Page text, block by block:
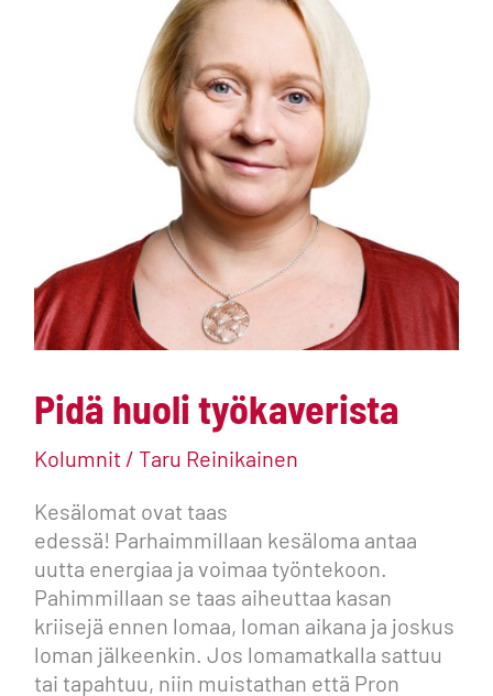
Pidä huoli työkaverista
Kolumnit/ Taru Reinikainen
Kesälomat ovat taas
edessä! Parhaimmillaan kesäloma antaa
uutta energiaa ja voimaa työntekoon.
Pahimmillaan se taas aiheuttaa kasan
kriisejä ennen lomaa, loman aikana ja joskus
loman jälkeenkin. Jos lomamatkalla sattuu
tai tapahtuu, niin muistathan että Pron